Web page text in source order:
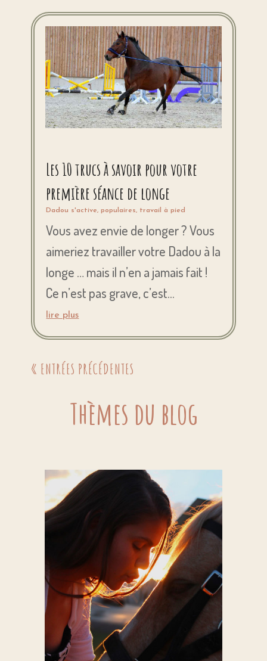
Les 10 trucs à savoir pour votre
première séance de longe
Dadou s'active,populaires, travail à pied
Vous avez envie de longer ? Vous
aimeriez travailler votre Dadou à la
longe … mais il n’en a jamais fait !
Ce n’est pas grave, c’est...
lire plus
« ENTRÉES PRÉCÉDENTES
Thèmes du blog